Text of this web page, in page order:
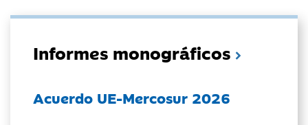
Informes monográficos
Acuerdo UE-Mercosur 2026